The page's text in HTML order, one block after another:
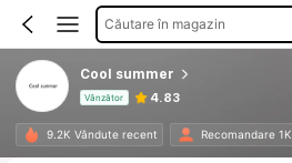
Căutare în magazin
Cool summer
Vânzător 4.83
9.2K Vândute recent Recomandare 1K
Informații despre produs: Divulgarea